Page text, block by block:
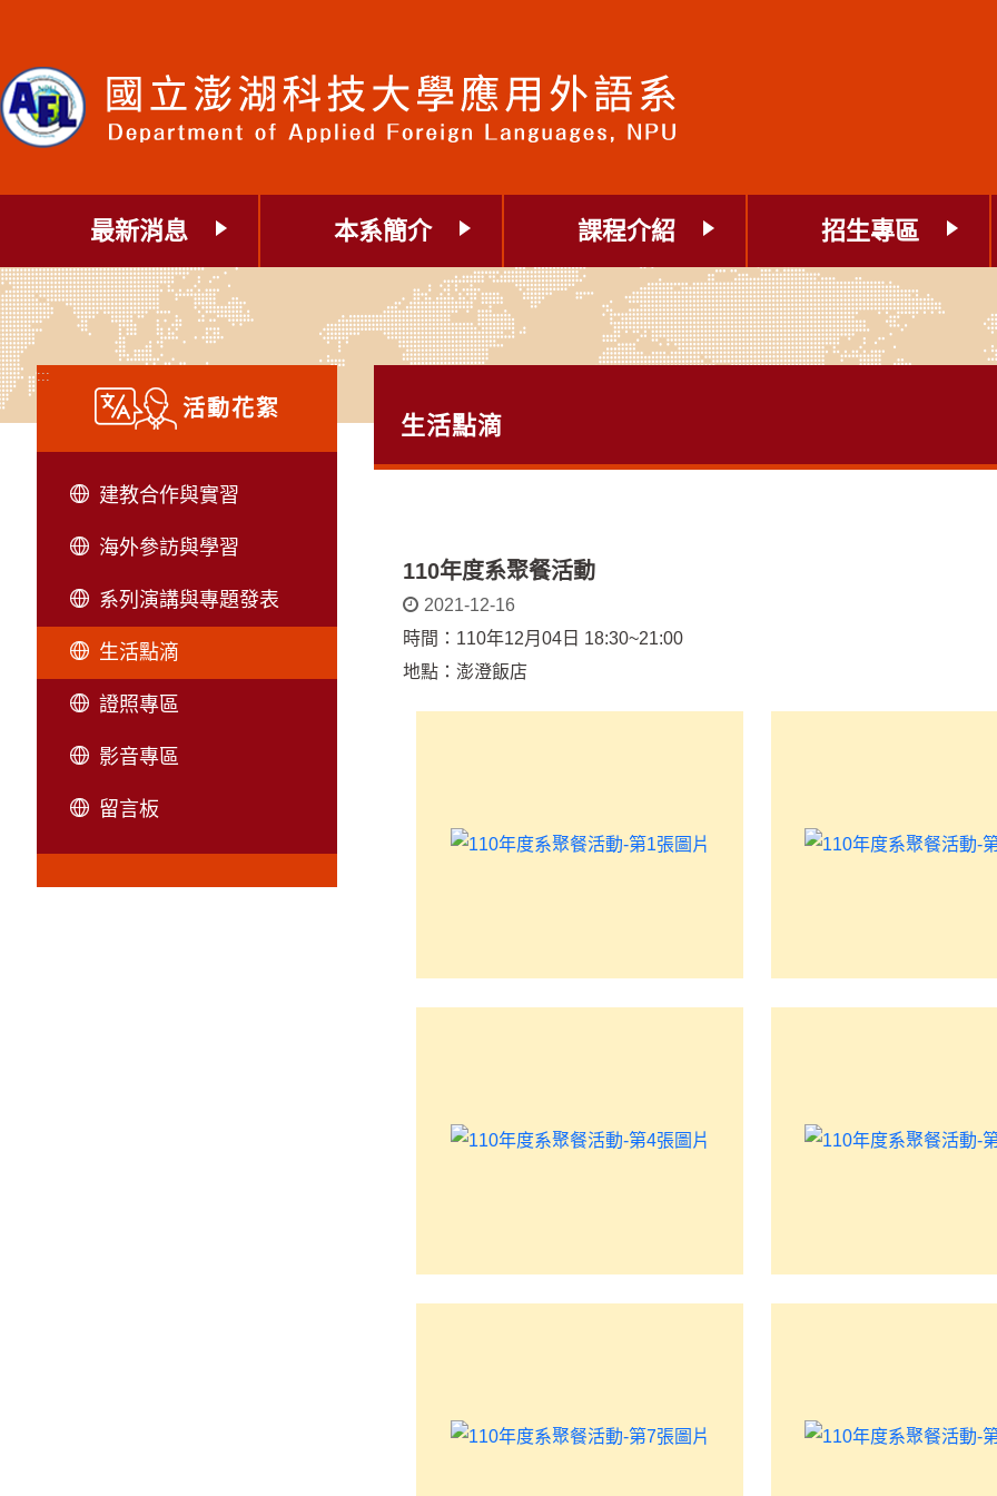
要
內
容
塊
最新消息 本系簡介 課程介紹 招生專區
:::
活動花絮
建教合作與實習
海外參訪與學習
系列演講與專題發表
生活點滴
證照專區
影音專區
留言板
生活點滴
110年度系聚餐活動
2021-12-16
時間：110年12月04日 18:30~21:00
地點：澎澄飯店